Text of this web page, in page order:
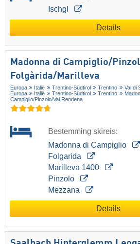
Ischgl
Details
Madonna di Campiglio/​
Folgàrida/​Marilleva
Europa Italië Trentino-Südtirol Trentino
Val di
Europa
Italië Trentino-Südtirol Trentino
Campiglio/​Pinzolo/​Val Rendena
Bestemming skireis:
Madonna di Campiglio
Folgarida
Marilleva 1400
Pinzolo
Mezzana
Details